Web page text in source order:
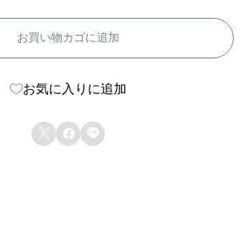
ド
マ
サ
お買い物カゴに追加
お気に入りに追加
  